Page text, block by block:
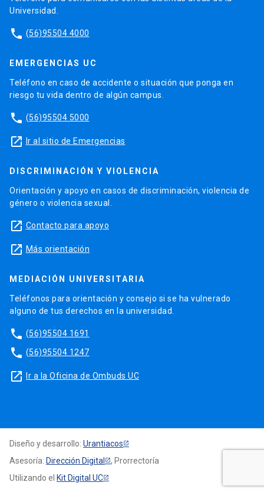
Universidad.
phone (56)95504 4000
EMERGENCIAS UC
Teléfono en caso de accidente o situación que ponga en
riesgo tu vida dentro de algún campus.
phone (56)95504 5000
launch Ir al sitio de Emergencias
DISCRIMINACIÓN Y VIOLENCIA
Orientación y apoyo en casos de discriminación, violencia de
género o violencia sexual.
launch Contacto para apoyo
launch Más orientación
MEDIACIÓN UNIVERSITARIA
Teléfonos para orientación y consejo si se ha vulnerado
alguno de tus derechos en la universidad.
phone (56)95504 1691
phone (56)95504 1247
launch Ir a la Oficina de Ombuds UC
Diseño y desarrollo: Urantiacos
Asesoría: Dirección Digital
, Prorrectoría
Utilizando el Kit Digital UC